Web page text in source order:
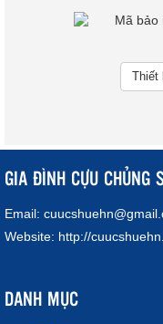
GIA ĐÌNH CỰU CHỦNG
Email:
Website: http://
DANH MỤC